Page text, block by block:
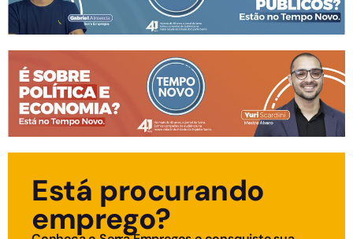
Está procurando
emprego?